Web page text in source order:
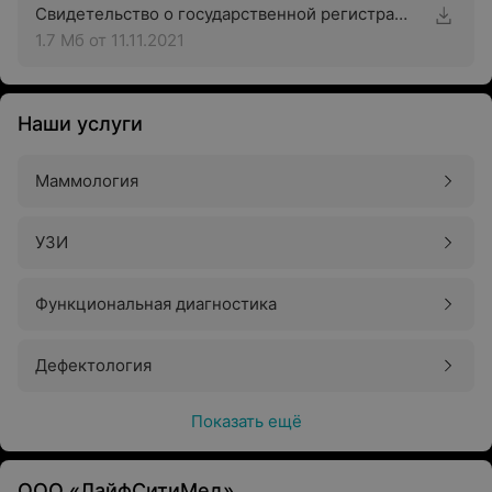
Свидетельство о государственной регистрации
1.7 Мб от 11.11.2021
Наши услуги
Маммология
УЗИ
Функциональная диагностика
Дефектология
Показать ещё